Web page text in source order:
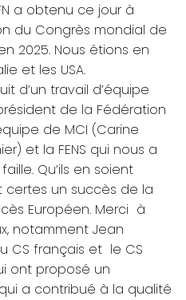
a obtenu ce jour à
du Congrès mondial de
2025. Nous étions en
et les USA.
d’un travail d’équipe
de la Fédération
de MCI (Carine
et la FENS qui nous a
Qu’ils en soient
certes un succès de la
Européen. Merci à
notamment Jean
CS français et le CS
ont proposé un
a contribué à la qualité